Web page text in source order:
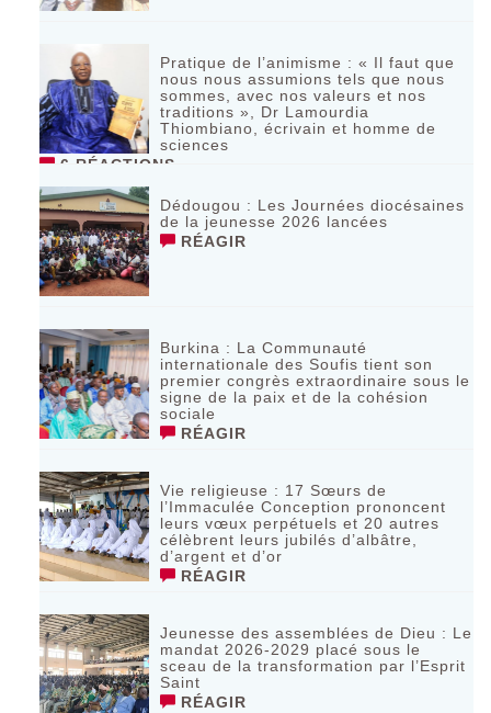
Pratique de l’animisme : « Il faut que
nous nous assumions tels que nous
sommes, avec nos valeurs et nos
traditions », Dr Lamourdia
Thiombiano, écrivain et homme de
sciences
6 RÉACTIONS
Dédougou : Les Journées diocésaines
de la jeunesse 2026 lancées
RÉAGIR
‎Burkina : La Communauté
internationale des Soufis tient son
premier congrès extraordinaire sous le
signe de la paix et de la cohésion
sociale
RÉAGIR
Vie religieuse : 17 Sœurs de
l’Immaculée Conception prononcent
leurs vœux perpétuels et 20 autres
célèbrent leurs jubilés d’albâtre,
d’argent et d’or
RÉAGIR
Jeunesse des assemblées de Dieu : Le
mandat 2026-2029 placé sous le
sceau de la transformation par l’Esprit
Saint
RÉAGIR